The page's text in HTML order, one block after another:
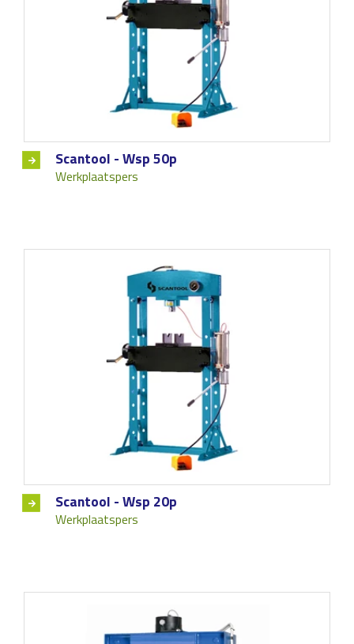
Scantool - Wsp 50p
Werkplaatspers
Scantool - Wsp 20p
Werkplaatspers